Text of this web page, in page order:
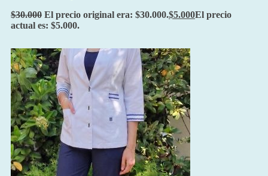
$30.000 El precio original era: $30.000.$5.000El precio
actual es: $5.000.